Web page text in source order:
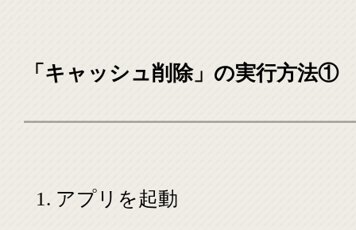
「キャッシュ削除」の実行方法①
アプリを起動